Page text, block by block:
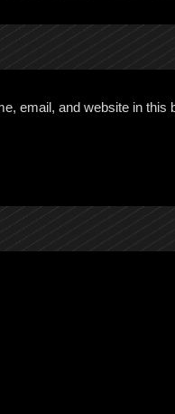
email, and website in this